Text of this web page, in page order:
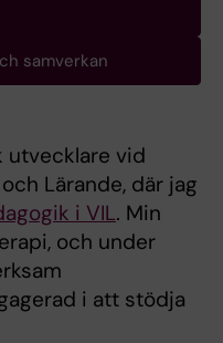
samverkan
utvecklare vid
Lärande, där jag
i VIL. Min
och under
i att stödja